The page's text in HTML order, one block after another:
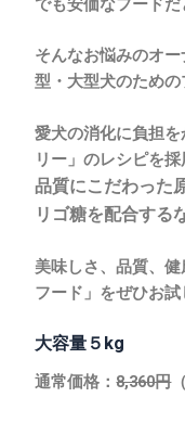
でも安価なフードだ
そんなお悩みのオー
型・大型犬のための
愛犬の消化に負担
リー」のレシピを採
品質にこだわった
リゴ糖を配合する
美味しさ、品質、
フード」をぜひお試
大容量５kg
通常価格：8,360円